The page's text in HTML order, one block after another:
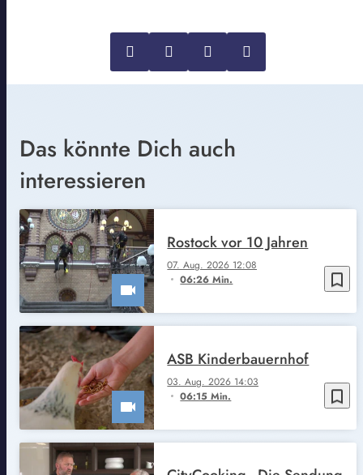
Das könnte Dich auch
interessieren
bookmark_border
07. Aug. 2026 12:08
06:26 Min.
Rostock vor 10 Jahren
bookmark_border
03. Aug. 2026 14:03
06:15 Min.
ASB Kinderbauernhof